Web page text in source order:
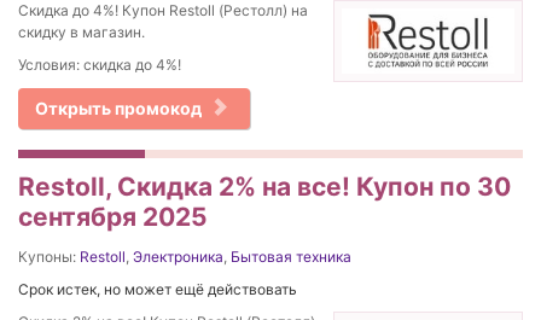
Скидка до 4%! Купон Restoll (Рестолл) на
скидку в магазин.
Условия: скидка до 4%!
Открыть промокод
Restoll, Скидка 2% на все! Купон по 30
сентября 2025
Купоны: Restoll, Электроника, Бытовая техника
Срок истек, но может ещё действовать